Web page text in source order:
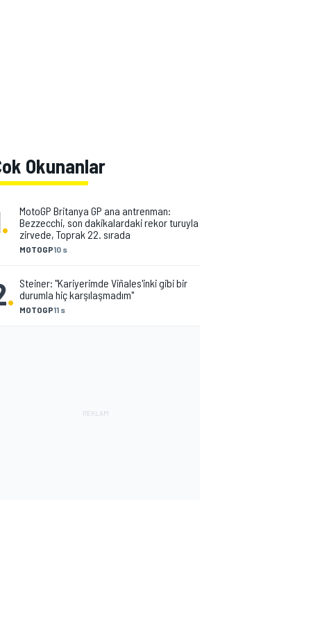
Okunanlar
.
MOTOGP10 s
MotoGP Britanya GP ana antrenman:
Bezzecchi, son dakikalardaki rekor turuyla
zirvede, Toprak 22. sırada
. MOTOGP11 s
Steiner: "Kariyerimde Viñales'inki gibi bir
durumla hiç karşılaşmadım"